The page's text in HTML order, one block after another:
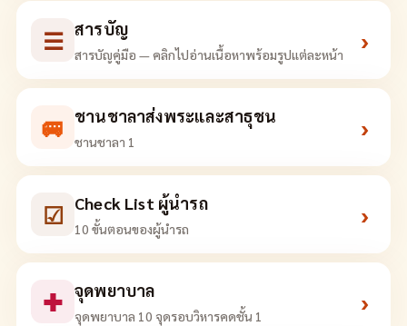
☰ สารบัญ
สารบัญคู่มือ — คลิกไปอ่านเนื้อหาพร้อมรูปแต่ละหน้า ›
🚐 ชานชาลาส่งพระและสาธุชน
ชานชาลา 1 ›
☑ Check List ผู้นำรถ
10 ขั้นตอนของผู้นำรถ ›
✚ จุดพยาบาล
จุดพยาบาล 10 จุดรอบวิหารคดชั้น 1 ›